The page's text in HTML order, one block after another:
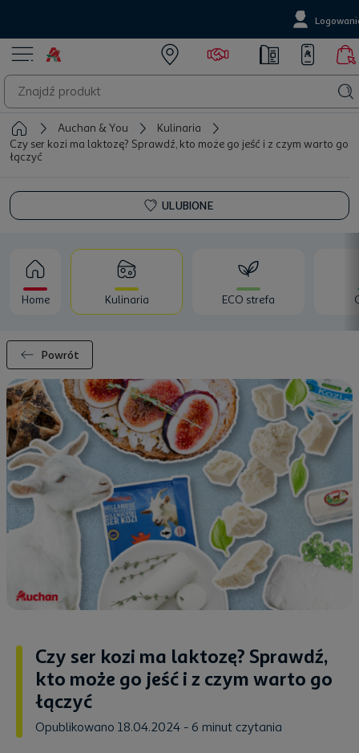
Auchan & You
Kulinaria
Czy ser kozi ma laktozę? Sprawdź, kto może go jeść i z czym warto go
łączyć
ULUBIONE
Home Kulinaria ECO strefa
Powrót
Czy ser kozi ma laktozę? Sprawdź,
kto może go jeść i z czym warto go
łączyć
Opublikowano 18.04.2024 - 6 minut czytania